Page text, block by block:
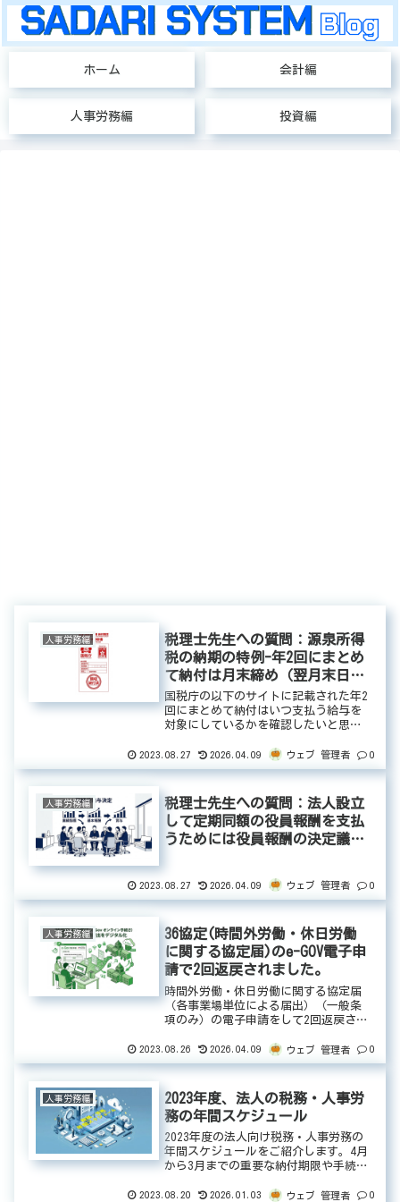
ホーム 会計編
人事労務編 投資編
人事労務編
税理士先生への質問：源泉所得
税の納期の特例-年2回にまとめ
て納付は月末締め（翌月末日払
い）の場合、いつの給与を対象
にしていますか？
国税庁の以下のサイトに記載された年2
回にまとめて納付はいつ支払う給与を
対象にしているかを確認したいと思い
ヤリングしてまとめた内容ですので内
容に意味合いが異なったり、誤りが存
て...
2023.08.27 2026.04.09 ウェブ 管理者 0
人事労務編
税理士先生への質問：法人設立
して定期同額の役員報酬を支払
うためには役員報酬の決定議事
2023.08.27 2026.04.09 ウェブ 管理者 0
人事労務編
36協定(時間外労働・休日労働
に関する協定届)のe-GOV電子申
請で2回返戻されました。
時間外労働・休日労働に関する協定届
（各事業場単位による届出）（一般条
項のみ）の電子申請をして2回返戻され
とめてみました。これから電子申請し
たい方はご参考ください。1回目の返戻
2023.08.26 2026.04.09 ウェブ 管理者 0
人事労務編
2023年度、法人の税務・人事労
務の年間スケジュール
2023年度の法人向け税務・人事労務の
年間スケジュールをご紹介します。4月
から3月までの重要な納付期限や手続き
の納付、社会保険料の納付、法人税の
2023.08.20 2026.01.03 ウェブ 管理者 0